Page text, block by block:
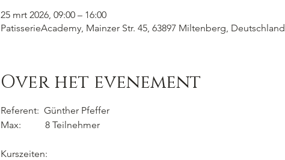
25 mrt 2026, 09:00 – 16:00
PatisserieAcademy, Mainzer Str. 45, 63897 Miltenberg, Deutschland
Over het evenement
Referent:  Günther Pfeffer
Max:          8 Teilnehmer
Kurszeiten: